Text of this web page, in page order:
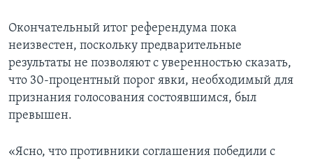
Окончательный итог референдума пока
неизвестен, поскольку предварительные
результаты не позволяют с уверенностью сказать,
что 30-процентный порог явки, необходимый для
признания голосования состоявшимся, был
превышен.
«Ясно, что противники соглашения победили с